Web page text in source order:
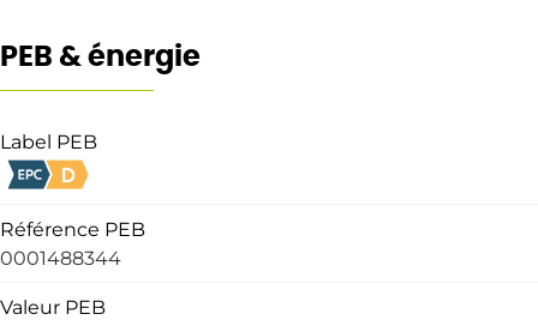
PEB & énergie
Label PEB
Référence PEB
0001488344
Valeur PEB